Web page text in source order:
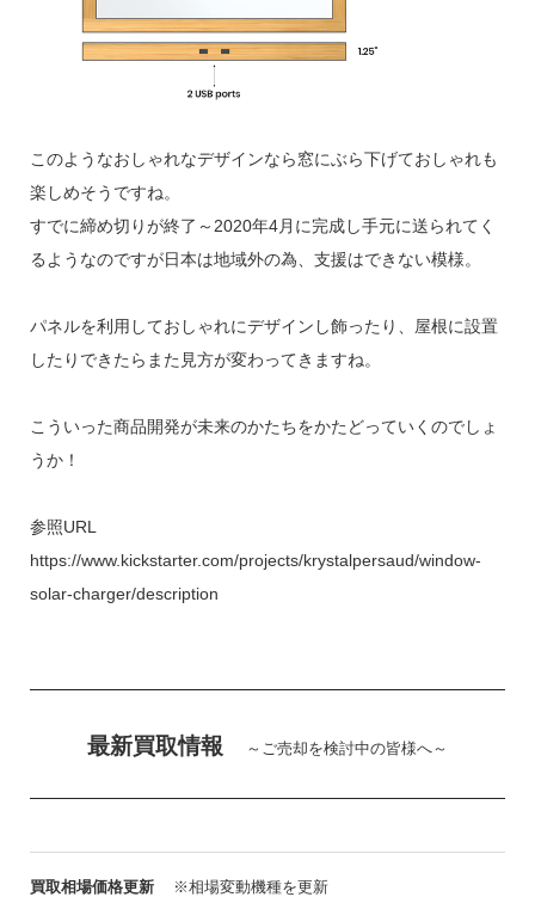
このようなおしゃれなデザインなら窓にぶら下げておしゃれも
楽しめそうですね。
すでに締め切りが終了～2020年4月に完成し手元に送られてく
るようなのですが日本は地域外の為、支援はできない模様。
パネルを利用しておしゃれにデザインし飾ったり、屋根に設置
したりできたらまた見方が変わってきますね。
こういった商品開発が未来のかたちをかたどっていくのでしょ
うか！
参照URL
https://www.kickstarter.com/projects/krystalpersaud/window-
solar-charger/description
最新買取情報 ～ご売却を検討中の皆様へ～
買取相場価格更新 ※相場変動機種を更新